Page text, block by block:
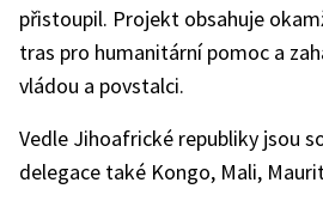
přistoupil. Projekt obsahuje
tras pro humanitární pomoc a
vládou a povstalci.
Vedle Jihoafrické republiky jsou
delegace také Kongo, Mali,